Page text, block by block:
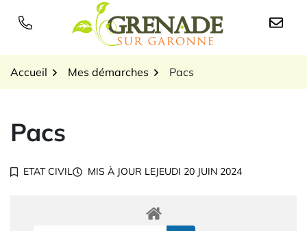
Logo Grenade sur
Accueil Mes démarches Pacs
Pacs
ETAT CIVIL MIS À JOUR LEJEUDI 20 JUIN 2024